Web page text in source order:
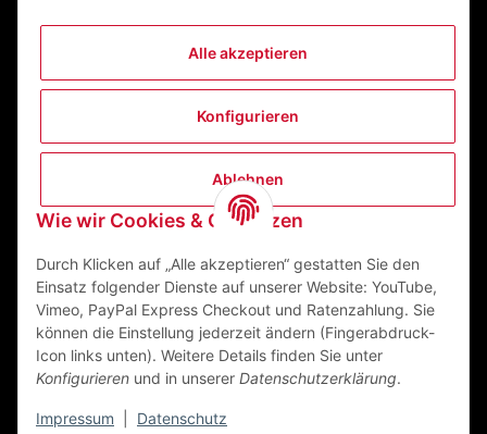
Alle akzeptieren
Konfigurieren
Ablehnen
Wie wir Cookies & Co nutzen
Durch Klicken auf „Alle akzeptieren“ gestatten Sie den
Einsatz folgender Dienste auf unserer Website: YouTube,
Vimeo, PayPal Express Checkout und Ratenzahlung. Sie
können die Einstellung jederzeit ändern (Fingerabdruck-
Icon links unten). Weitere Details finden Sie unter
Konfigurieren und in unserer Datenschutzerklärung.
Impressum Datenschutz
Informationen
ZEGO Textilveredelungszentrum GmbH
63741 Aschaffenburg Deutschland
Mail:info@zego-tvz.de
Tel.:06021 59092-0